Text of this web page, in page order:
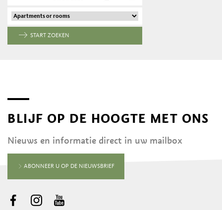
START ZOEKEN
BLIJF OP DE HOOGTE MET ONS
Nieuws en informatie direct in uw mailbox
ABONNEER U OP DE NIEUWSBRIEF